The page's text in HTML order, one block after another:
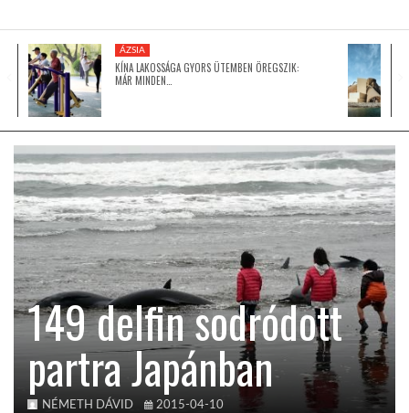
ÁZSIA
LATIN-AMERIKA
KÖZEL-KELET
AUSZTRÁLIA
A VILÁG ITTHON
ÁZSIA
KÍNA LAKOSSÁGA GYORS ÜTEMBEN ÖREGSZIK:
MÁR MINDEN…
149 delfin sodródott
partra Japánban
NÉMETH DÁVID 2015-04-10